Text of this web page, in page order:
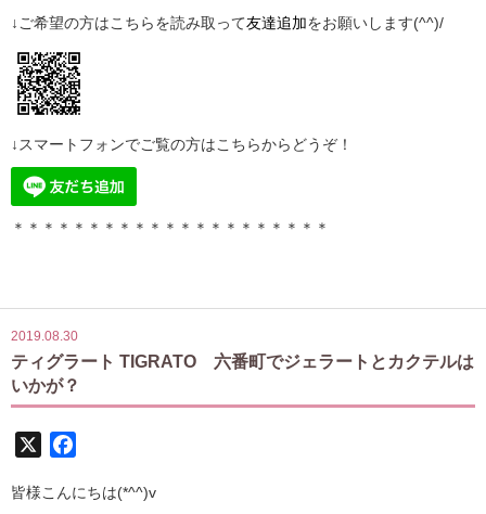
↓ご希望の方はこちらを読み取って友達追加をお願いします(^^)/
↓スマートフォンでご覧の方はこちらからどうぞ！
＊＊＊＊＊＊＊＊＊＊＊＊＊＊＊＊＊＊＊＊＊
2019.08.30
ティグラート TIGRATO 六番町でジェラートとカクテルは
いかが？
皆様こんにちは(*^^)v